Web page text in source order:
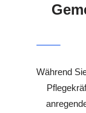
Während